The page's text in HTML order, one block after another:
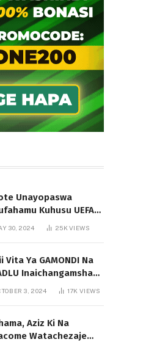
Unayopaswa
Kuhusu UEFA
2024 German
30, 2024 25KVIEWS
Vita Ya GAMONDI Na
Inaichangamsha
3, 2024 17KVIEWS
Aziz Ki Na
Watachezaje